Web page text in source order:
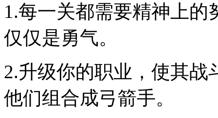
1.每一关都需要精神上
仅仅是勇气。
2.升级你的职业，使其
他们组合成弓箭手。